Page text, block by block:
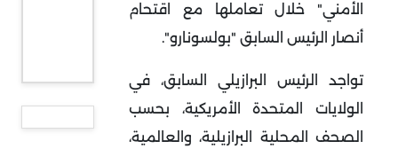
الأمني" خلال تعاملها مع اقتحام
أنصار الرئيس السابق "بولسونارو".
تواجد الرئيس البرازيلي السابق، في
الولايات المتحدة الأمريكية، بحسب
الصحف المحلية البرازيلية، والعالمية،